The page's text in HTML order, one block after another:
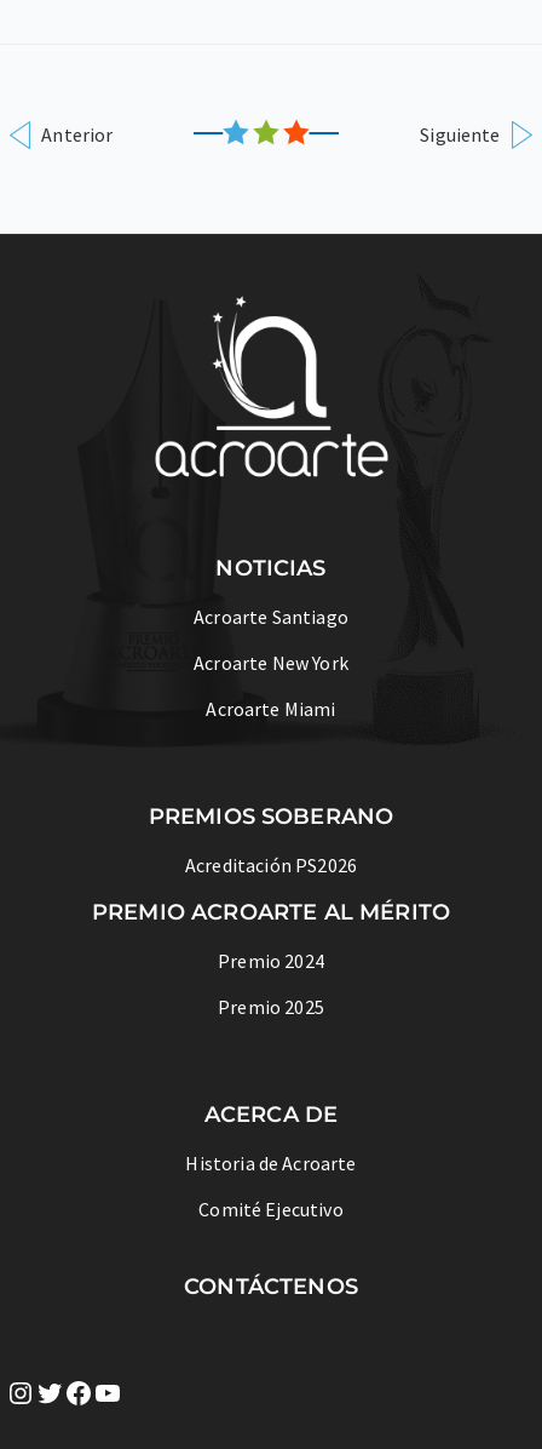
Anterior Siguiente
NOTICIAS
Acroarte Santiago
Acroarte New York
Acroarte Miami
PREMIOS SOBERANO
Acreditación PS2026
PREMIO ACROARTE AL MÉRITO
Premio 2024
Premio 2025
ACERCA DE
Historia de Acroarte
Comité Ejecutivo
CONTÁCTENOS